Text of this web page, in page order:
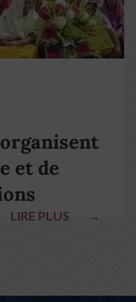
et de
LIRE PLUS →